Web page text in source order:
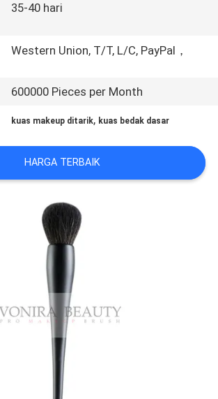
35-40 hari
Western Union, T/T, L/C, PayPal，
600000 Pieces per Month
kuas makeup ditarik, kuas bedak dasar
HARGA TERBAIK